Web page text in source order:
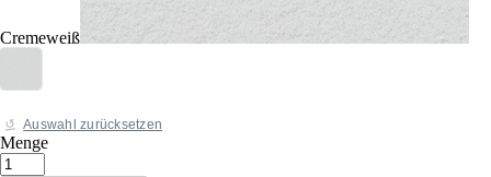
Cremeweiß
Auswahl zurücksetzen
Menge